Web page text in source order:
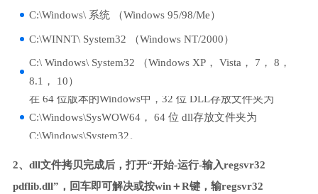
C:\Windows\ 系统 （Windows 95/98/Me）
C:\WINNT\ System32 （Windows NT/2000）
C:\ Windows\ System32 （Windows XP， Vista， 7， 8，
8.1， 10）
在 64 位版本的Windows中，32 位 DLL存放文件夹为
C:\Windows\SysWOW64， 64 位 dll存放文件夹为
C:\Windows\System32。
2、dll文件拷贝完成后，打开“开始-运行-输入regsvr32
pdflib.dll”，回车即可解决或按win＋R键，输regsvr32